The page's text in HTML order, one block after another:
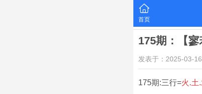
首页
175期：【
发表于：2025-03-
175期:三行=火.土